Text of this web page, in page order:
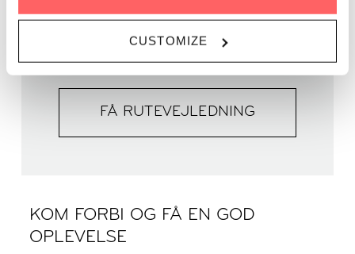
CUSTOMIZE
KOM FORBI OG FÅ EN GOD
OPLEVELSE
SE MERE HER
FÅ RUTEVEJLEDNING